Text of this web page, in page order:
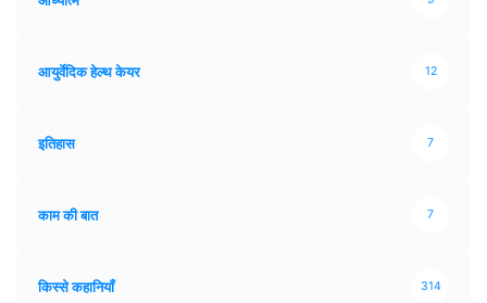
आयुर्वेदिक हेल्थ केयर 12
इतिहास 7
काम की बात 7
किस्से कहानियाँ 314